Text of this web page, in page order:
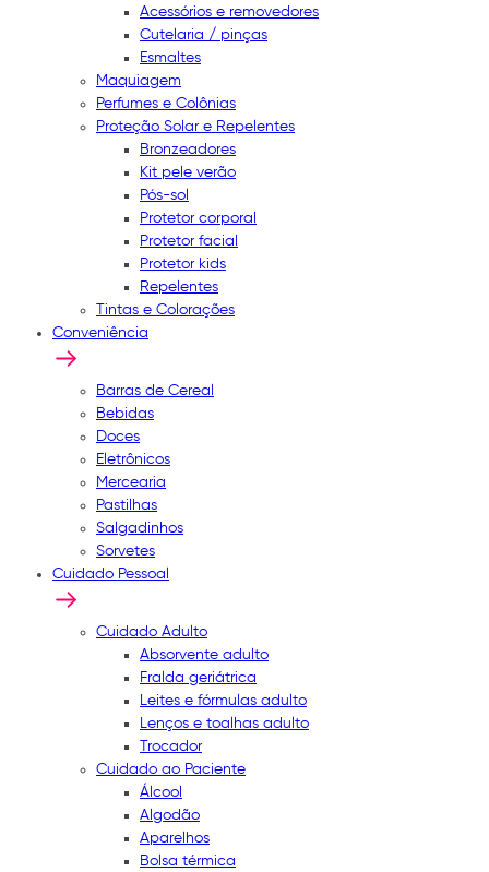
Acessórios e removedores
Cutelaria / pinças
Esmaltes
Maquiagem
Perfumes e Colônias
Proteção Solar e Repelentes
Bronzeadores
Kit pele verão
Pós-sol
Protetor corporal
Protetor facial
Protetor kids
Repelentes
Tintas e Colorações
Conveniência
Barras de Cereal
Bebidas
Doces
Eletrônicos
Mercearia
Pastilhas
Salgadinhos
Sorvetes
Cuidado Pessoal
Cuidado Adulto
Absorvente adulto
Fralda geriátrica
Leites e fórmulas adulto
Lenços e toalhas adulto
Trocador
Cuidado ao Paciente
Álcool
Algodão
Aparelhos
Bolsa térmica